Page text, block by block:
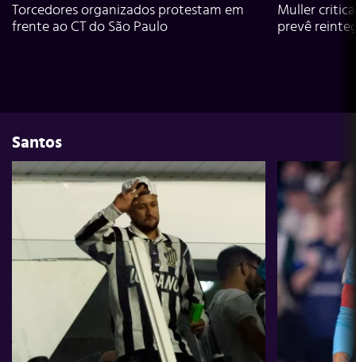
Torcedores organizados protestam em
frente ao CT do São Paulo
Muller
prevê
Santos